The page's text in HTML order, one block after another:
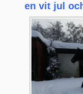
en vit jul